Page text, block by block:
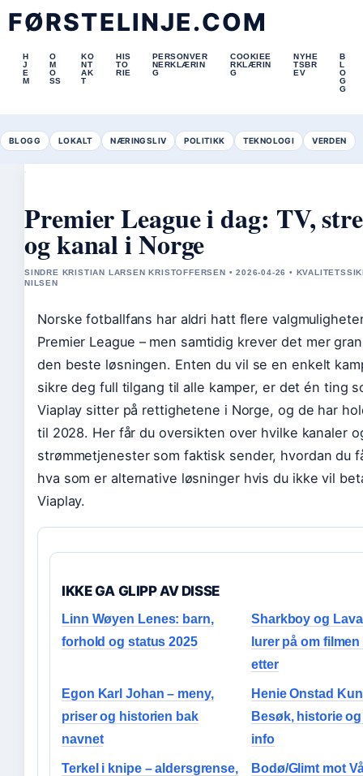
FØRSTELINJE.COM
H
J
E
M
O
M
O
SS
KO
NT
AK
T
HIS
TO
RIE
PERSONVER
NERKLÆRIN
G
COOKIEE
RKLÆRIN
G
NYHE
TSBR
EV
B
L
O
G
G
BLOGG LOKALT NÆRINGSLIV POLITIKK TEKNOLOGI VERDEN
Premier League i dag: TV,
og kanal i Norge
SINDRE KRISTIAN LARSEN KRISTOFFERSEN • 2026-04-26 •
NILSEN
Norske fotballfans har aldri hatt flere
Premier League – men samtidig krever det mer
den beste løsningen. Enten du vil se en enkelt
sikre deg full tilgang til alle kamper, er det én ting
Viaplay sitter på rettighetene i Norge, og de har
til 2028. Her får du oversikten over hvilke kanaler
strømmetjenester som faktisk sender, hvordan du
hva som er alternative løsninger hvis du ikke vil
Viaplay.
IKKE GA GLIPP AV DISSE
Linn Wøyen Lenes: barn,
forhold og status 2025
Sharkboy og
lurer på om filmen
etter
Egon Karl Johan – meny,
priser og historien bak
navnet
Henie Onstad
Besøk, historie
info
Terkel i knipe – aldersgrense,
Bodø/Glimt mot